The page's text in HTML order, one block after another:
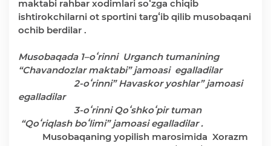
Korrupsiyaga qarshi kurash
Murojaat uchun
Korrupsiyaga qarshi kurashish bo'yicha idoraviy
hujjatlar
maktabi rahbar xodimlari soʻzga chiqib
ishtirokchilarni ot sportini targʻib qilib musobaqani
ochib berdilar .
Musobaqada 1–oʻrinni Urganch tumanining
“Chavandozlar maktabi” jamoasi egalladilar
2-oʻrinni” Havaskor yoshlar” jamoasi
egalladilar
3-oʻrinni Qoʻshkoʻpir tuman
“Qoʻriqlash boʻlimi” jamoasi egalladilar .
Musobaqaning yopilish marosimida Xorazm